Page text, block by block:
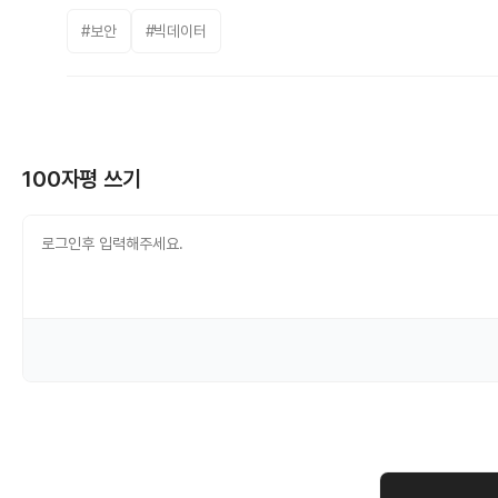
#보안 #빅데이터
100자평 쓰기